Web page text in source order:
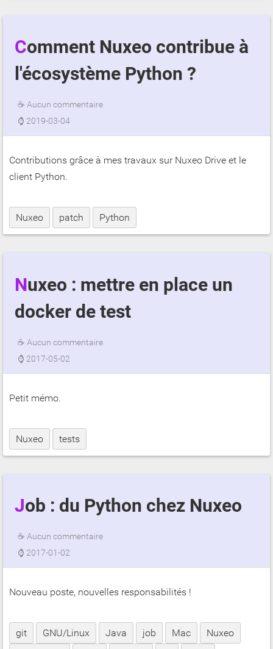
Comment Nuxeo contribue à
l'écosystème Python ?
☕ Aucun commentaire
⌚ 2019-03-04
Contributions grâce à mes travaux sur Nuxeo Drive et le
client Python.
Nuxeo patch Python
Nuxeo : mettre en place un
docker de test
☕ Aucun commentaire
⌚ 2017-05-02
Petit mémo.
Nuxeo tests
Job : du Python chez Nuxeo
☕ Aucun commentaire
⌚ 2017-01-02
Nouveau poste, nouvelles responsabilités !
git GNU/Linux Java job Mac
Nuxeo